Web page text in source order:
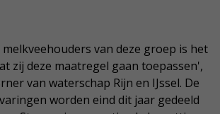
van deze groep is het
zij deze maatregel gaan toepassen',
van waterschap Rijn en IJssel. De
worden eind dit jaar gedeeld